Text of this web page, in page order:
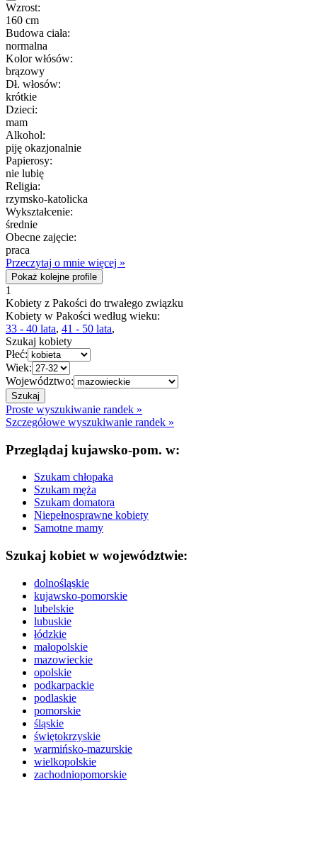
Wzrost:
160 cm
Budowa ciała:
normalna
Kolor włósów:
brązowy
Dł. włosów:
krótkie
Dzieci:
mam
Alkohol:
piję okazjonalnie
Papierosy:
nie lubię
Religia:
rzymsko-katolicka
Wykształcenie:
średnie
Obecne zajęcie:
praca
Przeczytaj o mnie więcej »
Pokaż kolejne profile
1
Kobiety z Pakości do trwałego związku
Kobiety w Pakości według wieku:
33 - 40 lata, 41 - 50 lata,
Szukaj kobiety
Płeć:
Wiek:
Województwo:
Proste wyszukiwanie randek »
Szczegółowe wyszukiwanie randek »
Przeglądaj kujawsko-pom. w:
Szukam chłopaka
Szukam męża
Szukam domatora
Niepełnosprawne kobiety
Samotne mamy
Szukaj kobiet w województwie:
dolnośląskie
kujawsko-pomorskie
lubelskie
lubuskie
łódzkie
małopolskie
mazowieckie
opolskie
podkarpackie
podlaskie
pomorskie
śląskie
świętokrzyskie
warmińsko-mazurskie
wielkopolskie
zachodniopomorskie